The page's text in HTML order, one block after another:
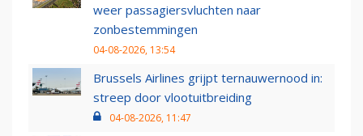
weer passagiersvluchten naar
zonbestemmingen
04-08-2026, 13:54
Brussels Airlines grijpt ternauwernood in:
streep door vlootuitbreiding
04-08-2026, 11:47